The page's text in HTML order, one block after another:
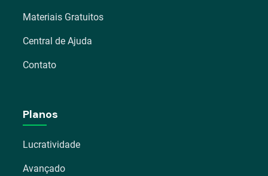
Materiais Gratuitos
Central de Ajuda
Contato
Planos
Lucratividade
Avançado